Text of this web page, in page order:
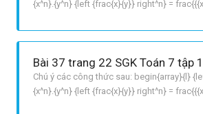
{x^n}.{y^n} {left {frac{x}{y}} right^n} =
GIẢI CHI TIẾT a frac{4^{2}.4^{3}}{2^{10}} =
Bài 37 trang 22 SGK Toán 7 tập 1
Chú ý các công thức sau: begin{array}{l}
{x^n}.{y^n} {left {frac{x}{y}} right^n} =